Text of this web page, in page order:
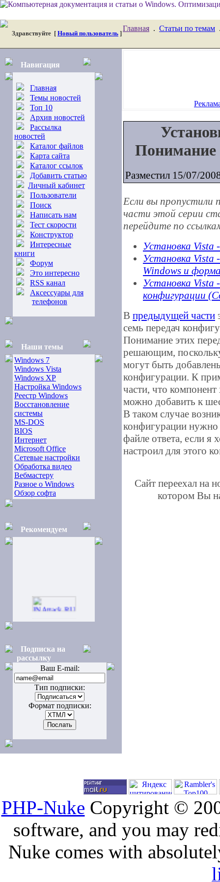
Здравствуйте [ Новый пользователь ]
Главная . Статьи по темам
Навигация
Главная
Темы новостей
Топ 10
Архив новостей
Рассылка
новостей
Каталог файлов
Карта сайта
Каталог ссылок
Добавить статью
Личный кабинет
Пользователи
Поиск
Написать нам
Тест скорости
Конструктор
Интересные
книги
Форум
Это интересно
RSS канал
Аксессуары для
телефонов
Наши темы
Windows 7
Windows Vista
Windows XP
Настройка Windows
Реестр Windows
Восстановление
системы
MS-DOS
BIOS
Интернет
Microsoft Office
Сетевые настройки
Обработка видео
Вебмастеру
Разное о Windows
Обзор софта
Рекомендуем
Подписка на
рассылку
Ваш E-mail:
Тип подписки:
Формат подписки:
Понимание
Разместил 15/07/
Если вы пропустили
части этой серии
перейдите по
Установка Vista
Установка Vista
Windows и
Установка Vista
конфигурации
В предыдущей части
семь передач
Понимание этих
решающим,
могут быть
конфигурации. К
части, что
можно добавить к
В таком случае
конфигурации нужно
файле ответа, если я
настроил для этого
Сайт переехал на
котором Вы
PHP-Nuke Copyright ©
software, and you may
Nuke comes with